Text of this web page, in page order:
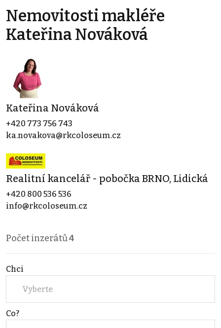
Nemovitosti makléře
Kateřina Nováková
Kateřina Nováková
+420 773 756 743
ka.novakova@rkcoloseum.cz
Realitní kancelář - pobočka BRNO, Lidická
+420 800 536 536
info@rkcoloseum.cz
Počet inzerátů4
Chci
Vyberte
Co?